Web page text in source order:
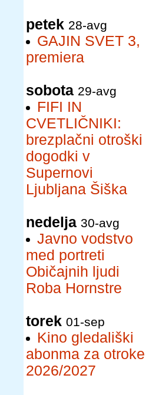
petek 28-avg
GAJIN SVET 3,
premiera
sobota 29-avg
FIFI IN
CVETLIČNIKI:
brezplačni otroški
dogodki v
Supernovi
Ljubljana Šiška
nedelja 30-avg
Javno vodstvo
med portreti
Običajnih ljudi
Roba Hornstre
torek 01-sep
Kino gledališki
abonma za otroke
2026/2027